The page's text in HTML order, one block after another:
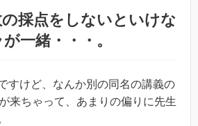
採点をしないといけな
一緒・・・。
すけど、なんか別の同名の講義の
来ちゃって、あまりの偏りに先生